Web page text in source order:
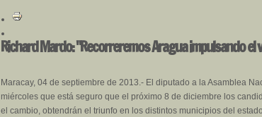
Richard Mardo: "Recorreremos Aragua impulsando el
Maracay, 04 de septiembre de 2013.- El diputado a la Asamblea
miércoles que está seguro que el próximo 8 de diciembre los
el cambio, obtendrán el triunfo en los distintos municipios del